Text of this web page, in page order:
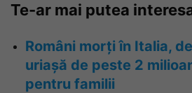
Te-ar mai putea
Români morți în Italia,
uriașă de peste 2
pentru familii